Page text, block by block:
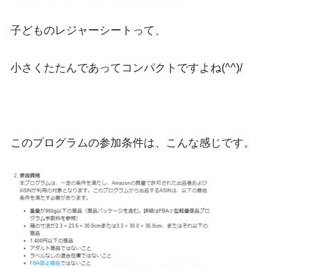
子どものレジャーシートって、
小さくたたんであってコンパクトですよね(^^)/
このプログラムの参加条件は、こんな感じです。